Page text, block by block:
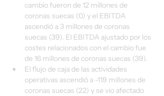
cambio fueron de 12 millones de
coronas suecas (0) y el EBITDA
ascendió a 3 millones de coronas
suecas (39). El EBITDA ajustado por los
costes relacionados con el cambio fue
de 16 millones de coronas suecas (39).
El flujo de caja de las actividades
operativas ascendió a -119 millones de
coronas suecas (22) y se vio afectado